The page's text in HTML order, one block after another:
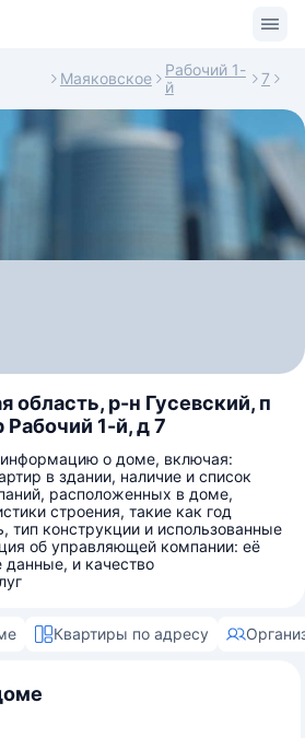
Маяковское
Рабочий 1-
й
7
область, р-н Гусевский, п
1-й, д 7
о доме, включая:
в здании, наличие и список
расположенных в доме,
строения, такие как год
тип конструкции и использованные
об управляющей компании: её
данные, и качество
Квартиры по адресу